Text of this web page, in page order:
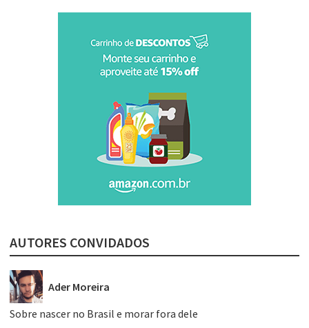
AUTORES CONVIDADOS
Ader Moreira
Sobre nascer no Brasil e morar fora dele